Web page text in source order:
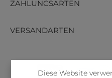
ZAHLUNGSARTEN
VERSANDARTEN
Diese Website